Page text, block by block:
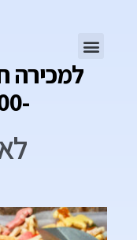
למכירה
-380,000 ש”ח